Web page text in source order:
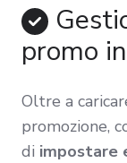
promo
Oltre a
promozione,
di impostare